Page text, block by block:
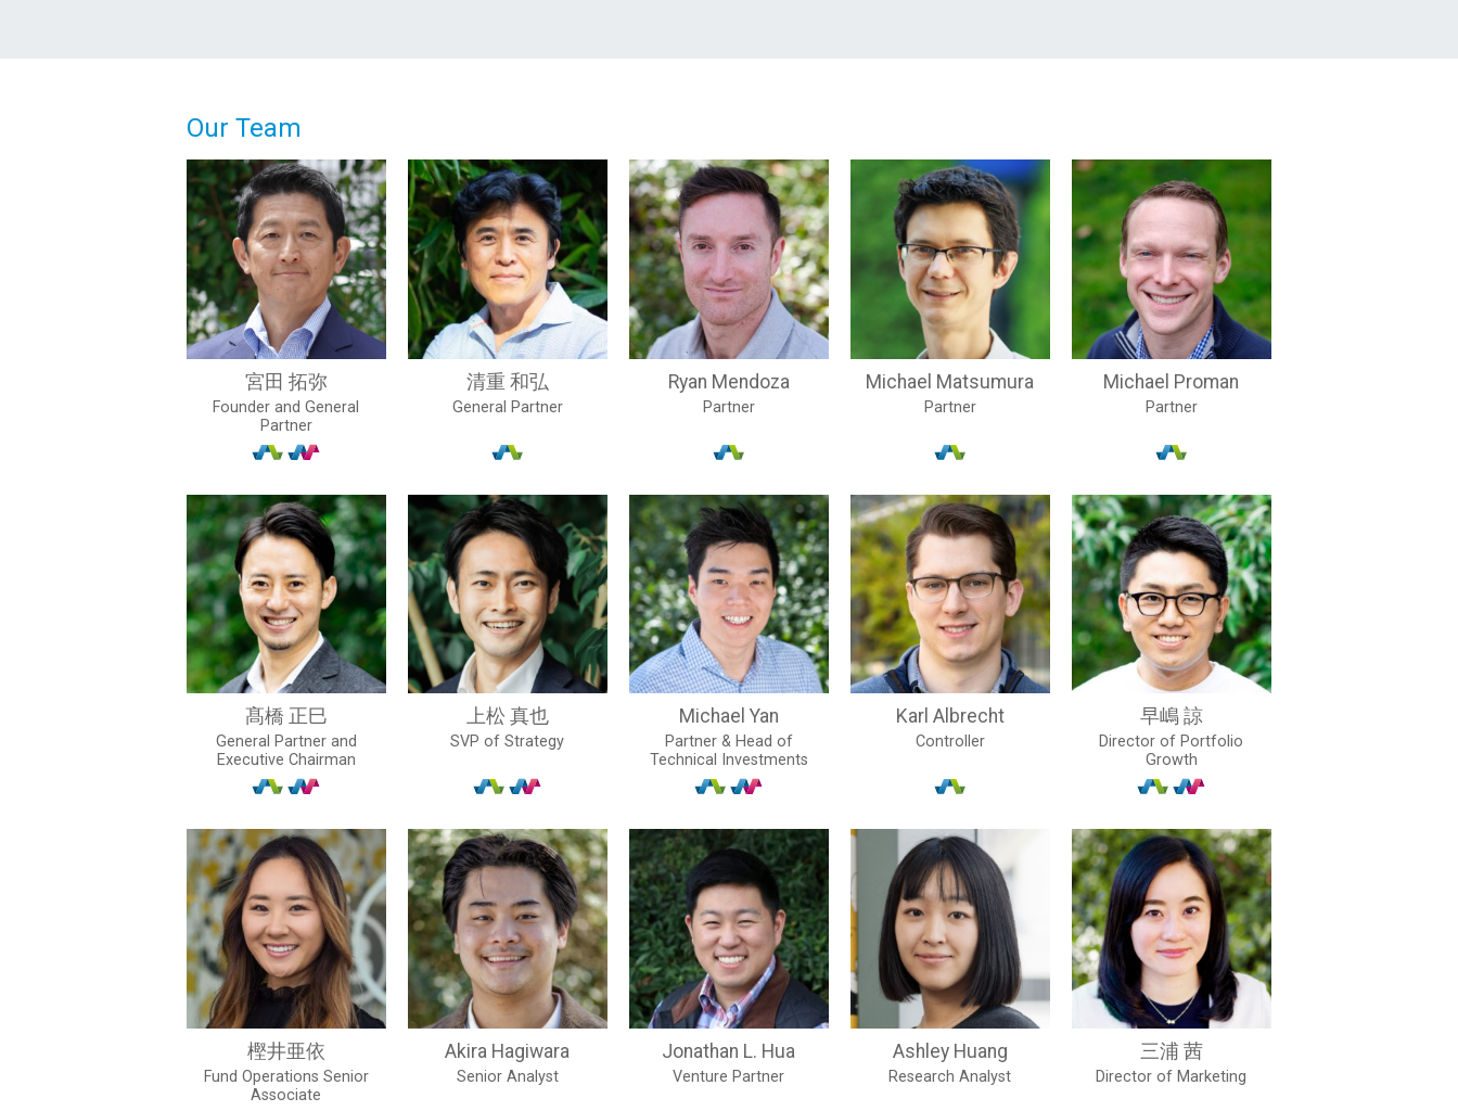
Our Team
宮田 拓弥
Founder and General
Partner
清重 和弘
General Partner
Ryan Mendoza
Partner
Michael Matsumura
Partner
Michael Proman
Partner
髙橋 正巳
General Partner and
Executive Chairman
上松 真也
SVP of Strategy
Michael Yan
Partner & Head of
Technical Investments
Karl Albrecht
Controller
早嶋 諒
Director of Portfolio
Growth
樫井亜依
Fund Operations Senior
Associate
Akira Hagiwara
Senior Analyst
Jonathan L. Hua
Venture Partner
Ashley Huang
Research Analyst
三浦 茜
Director of Marketing